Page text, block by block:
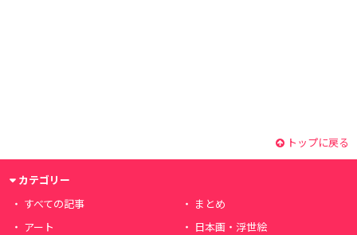
トップに戻る
カテゴリー
すべての記事
まとめ
アート
日本画・浮世絵